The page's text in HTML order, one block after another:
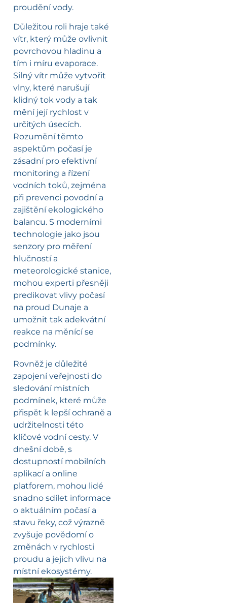
proudění vody.
Důležitou roli hraje také
vítr, který může ovlivnit
povrchovou hladinu a
tím i míru evaporace.
Silný vítr může vytvořit
vlny, které narušují
klidný tok vody a tak
mění její rychlost v
určitých úsecích.
Rozumění těmto
aspektům počasí je
zásadní pro efektivní
monitoring a řízení
vodních toků, zejména
při prevenci povodní a
zajištění ekologického
balancu. S moderními
technologie jako jsou
senzory pro měření
hlučností a
meteorologické stanice,
mohou experti přesněji
predikovat vlivy počasí
na proud Dunaje a
umožnit tak adekvátní
reakce na měnící se
podmínky.
Rovněž je důležité
zapojení veřejnosti do
sledování místních
podmínek, které může
přispět k lepší ochraně a
udržitelnosti této
klíčové vodní cesty. V
dnešní době, s
dostupností mobilních
aplikací a online
platforem, mohou lidé
snadno sdílet informace
o aktuálním počasí a
stavu řeky, což výrazně
zvyšuje povědomí o
změnách v rychlosti
proudu a jejich vlivu na
místní ekosystémy.